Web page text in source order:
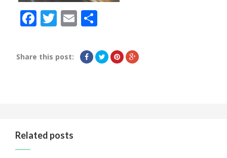
Facebook
Twitter
EmailDelen
Share this post:
Related posts